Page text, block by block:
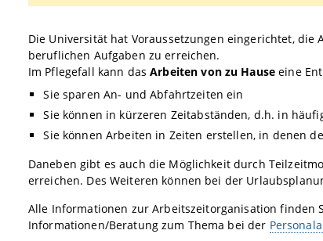
Die Universität hat Voraussetzungen eingerichtet,
beruflichen Aufgaben zu erreichen.
Im Pflegefall kann dasArbeiten von zu Hause eine
Sie sparen An- und Abfahrtzeiten ein
Sie können in kürzeren Zeitabständen, d.h. in
Sie können Arbeiten in Zeiten erstellen, in denen
Daneben gibt es auch die Möglichkeit durch
erreichen. Des Weiteren können bei der
Alle Informationen zur Arbeitszeitorganisation finden
Informationen/Beratung zum Thema bei der